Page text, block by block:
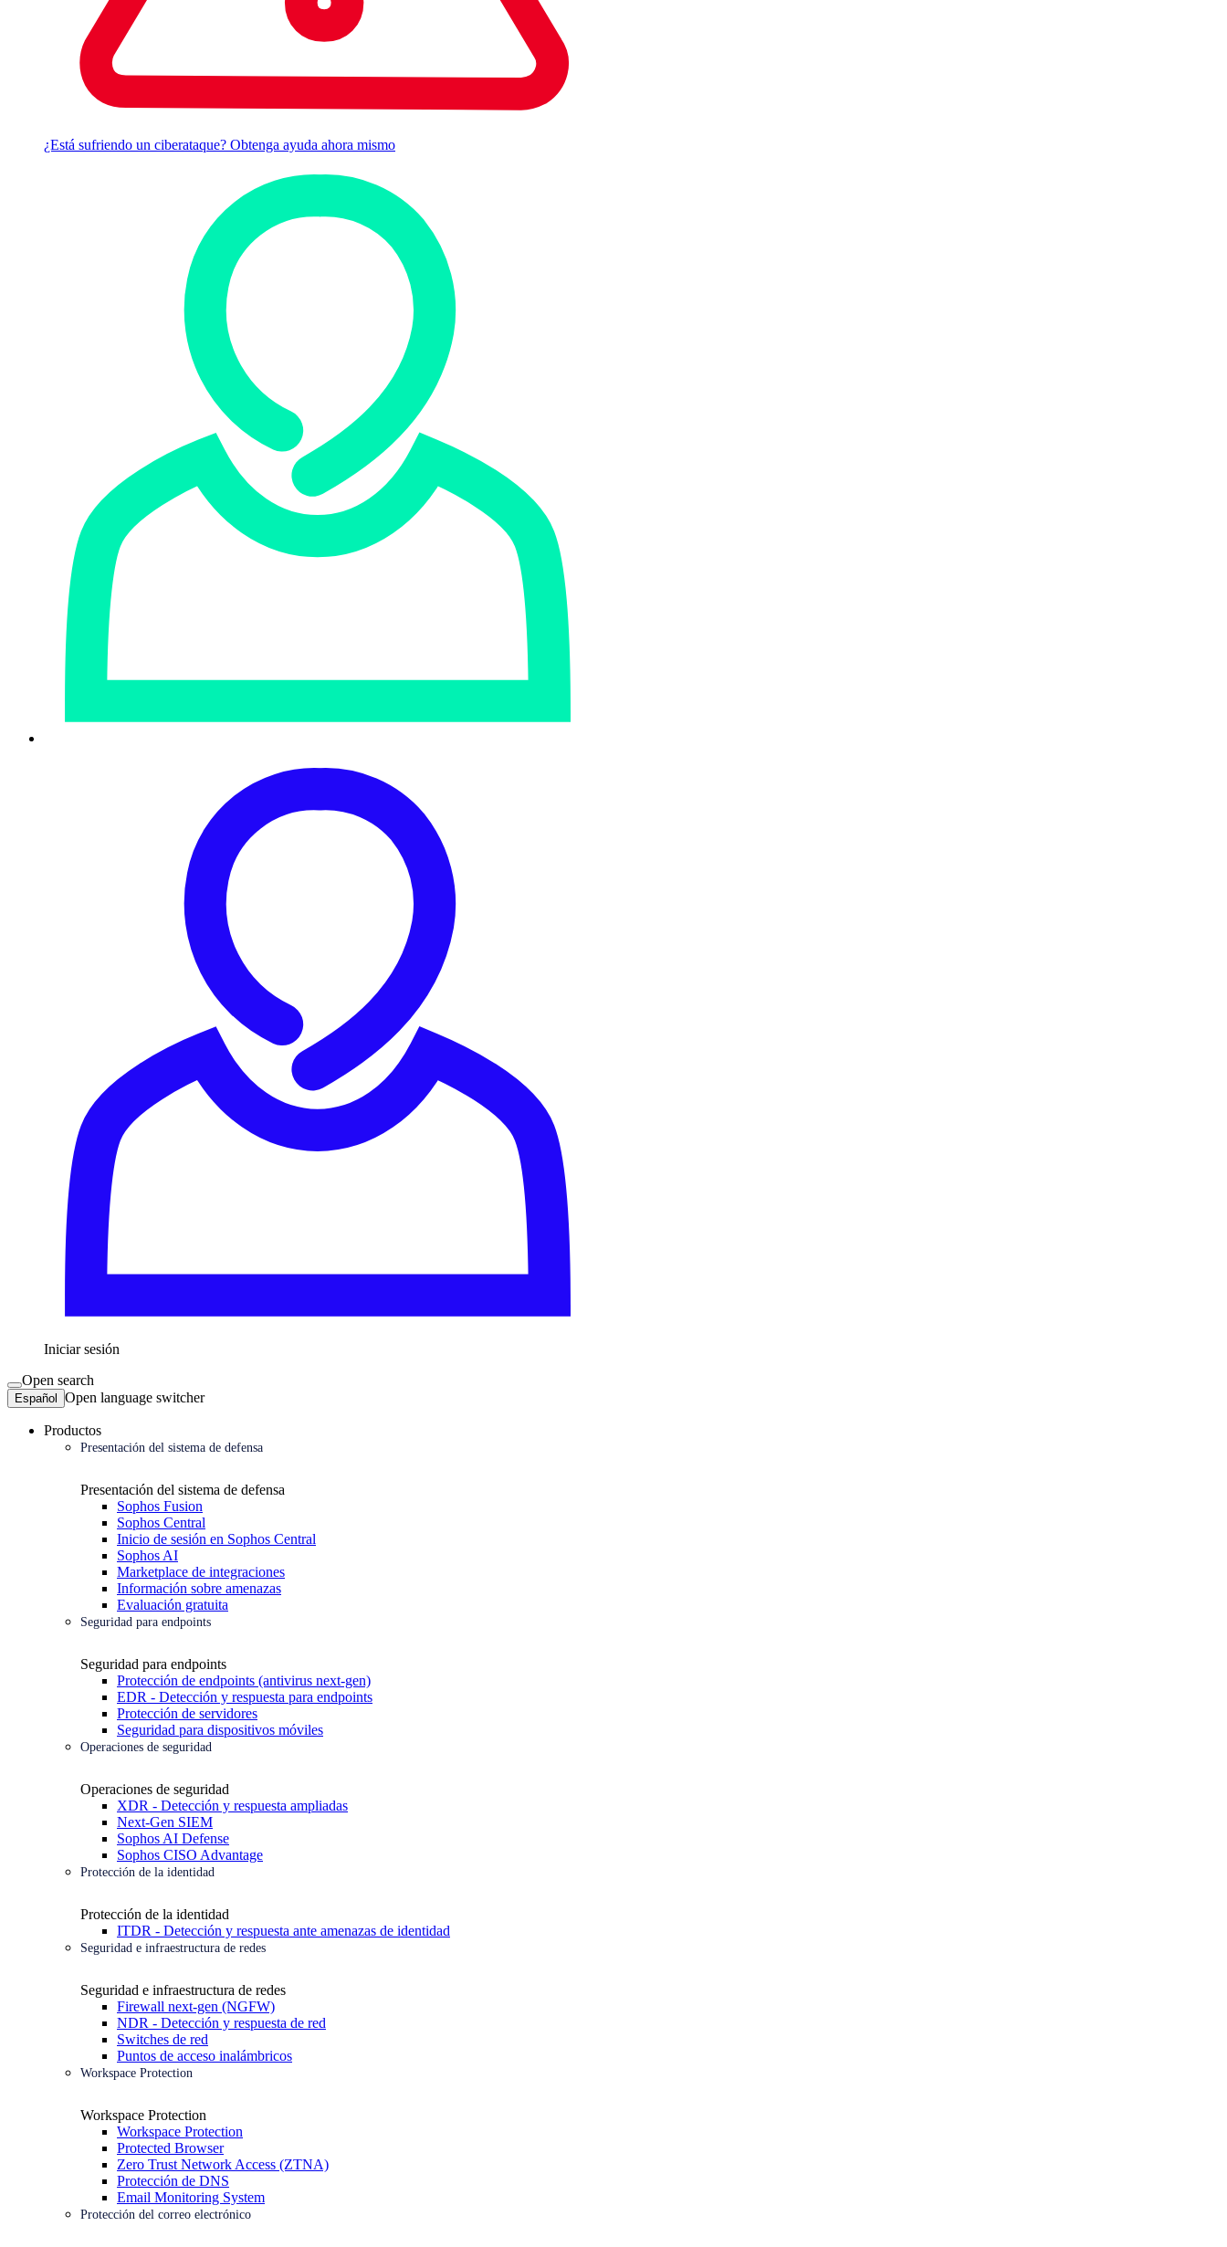
¿Está sufriendo un ciberataque? Obtenga ayuda ahora mismo
Iniciar sesión
Open search
Español Open language switcher
Productos
Presentación del sistema de defensa
Presentación del sistema de defensa
Sophos Fusion
Sophos Central
Inicio de sesión en Sophos Central
Sophos AI
Marketplace de integraciones
Información sobre amenazas
Evaluación gratuita
Seguridad para endpoints
Seguridad para endpoints
Protección de endpoints (antivirus next-gen)
EDR - Detección y respuesta para endpoints
Protección de servidores
Seguridad para dispositivos móviles
Operaciones de seguridad
Operaciones de seguridad
XDR - Detección y respuesta ampliadas
Next-Gen SIEM
Sophos AI Defense
Sophos CISO Advantage
Protección de la identidad
Protección de la identidad
ITDR - Detección y respuesta ante amenazas de identidad
Seguridad e infraestructura de redes
Seguridad e infraestructura de redes
Firewall next-gen (NGFW)
NDR - Detección y respuesta de red
Switches de red
Puntos de acceso inalámbricos
Workspace Protection
Workspace Protection
Workspace Protection
Protected Browser
Zero Trust Network Access (ZTNA)
Protección de DNS
Email Monitoring System
Protección del correo electrónico